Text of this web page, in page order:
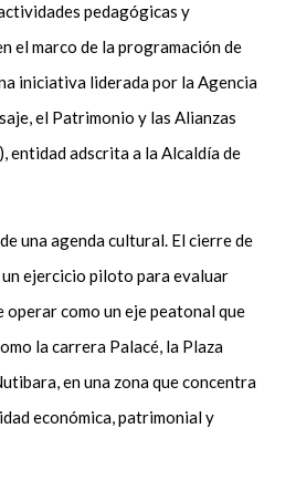
pedagógicas y
el marco de la programación de
iniciativa liderada por la Agencia
el Patrimonio y las Alianzas
entidad adscrita a la Alcaldía de
una agenda cultural. El cierre de
ejercicio piloto para evaluar
operar como un eje peatonal que
la carrera Palacé, la Plaza
en una zona que concentra
económica, patrimonial y